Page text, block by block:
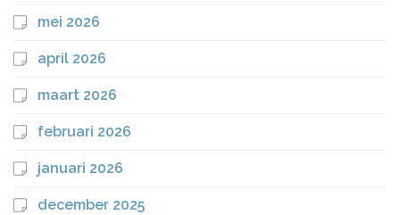
mei 2026
april 2026
maart 2026
februari 2026
januari 2026
december 2025